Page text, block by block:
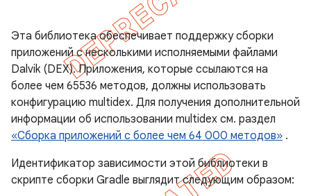
Эта библиотека обеспечивает поддержку сборки
приложений с несколькими исполняемыми файлами
Dalvik (DEX). Приложения, которые ссылаются на
более чем 65536 методов, должны использовать
конфигурацию multidex. Для получения дополнительной
информации об использовании multidex см. раздел
«Сборка приложений с более чем 64 000 методов» .
Идентификатор зависимости этой библиотеки в
скрипте сборки Gradle выглядит следующим образом: